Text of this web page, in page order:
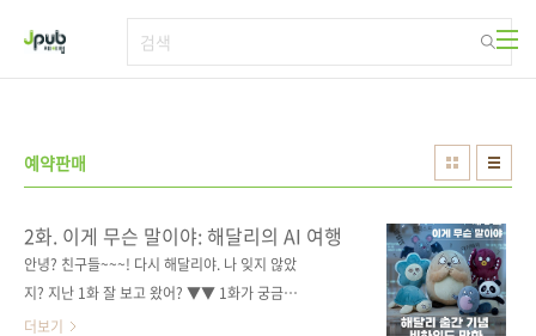
예약판매
2화. 이게 무슨 말이야: 해달리의 AI 여행
안녕? 친구들~~~! 다시 해달리야. 나 잊지 않았
지? 지난 1화 잘 보고 왔어? ▼▼ 1화가 궁금한
친구들은 여기 ▼▼
더보기